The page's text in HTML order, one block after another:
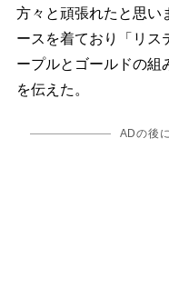
方々と頑張れたと思い
ースを着ており「リス
ープルとゴールドの組
を伝えた。
ADの後